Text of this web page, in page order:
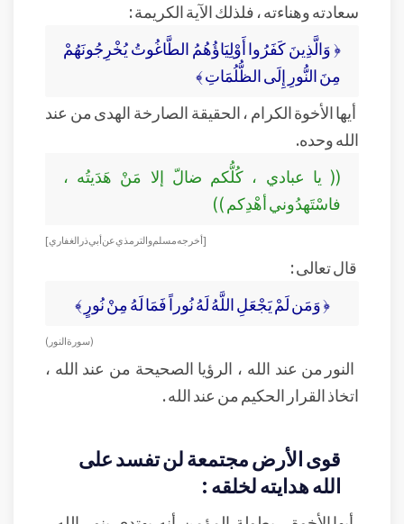
سعادته وهناءته ، فلذلك الآية الكريمة :
﴿ وَالَّذِينَ كَفَرُوا أَوْلِيَاؤُهُمُ الطَّاغُوتُ يُخْرِجُونَهُمْ
مِنَ النُّورِ إِلَى الظُّلُمَاتِ ﴾
أيها الأخوة الكرام ، الحقيقة الصارخة الهدى من عند
الله وحده.
(( يا عبادي ، كُلُّكم ضالّ إلا مَنْ هَدَيتُه ،
فاسْتَهدُوني أهْدِكم ))
[أخرجه مسلم والترمذي عن أبي ذر الغفاري ]
قال تعالى :
﴿ وَمَن لَمْ يَجْعَلِ اللَّهُ لَهُ نُوراً فَمَا لَهُ مِنْ نُورٍ ﴾
( سورة النور )
النور من عند الله ، الرؤيا الصحيحة من عند الله ،
اتخاذ القرار الحكيم من عند الله .
قوى الأرض مجتمعة لن تفسد على
الله هدايته لخلقه :